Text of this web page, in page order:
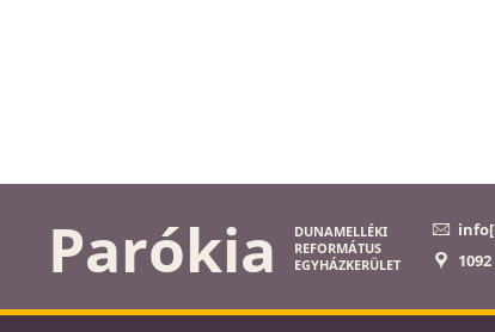
Parókia
DUNAMELLÉKI
REFORMÁTUS
EGYHÁZKERÜLET